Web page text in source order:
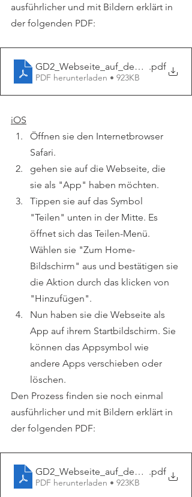
ausführlicher und mit Bildern erklärt in
der folgenden PDF:
.pdf
PDF herunterladen • 923KB
iOS
Öffnen sie den Internetbrowser
Safari.
gehen sie auf die Webseite, die
sie als "App" haben möchten.
Tippen sie auf das Symbol
"Teilen" unten in der Mitte. Es
öffnet sich das Teilen-Menü.
Wählen sie "Zum Home-
Bildschirm" aus und bestätigen sie
die Aktion durch das klicken von
"Hinzufügen".
Nun haben sie die Webseite als
App auf ihrem Startbildschirm. Sie
können das Appsymbol wie
andere Apps verschieben oder
löschen.
Den Prozess finden sie noch einmal
ausführlicher und mit Bildern erklärt in
der folgenden PDF:
.pdf
PDF herunterladen • 923KB